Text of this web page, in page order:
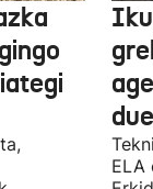
ELA